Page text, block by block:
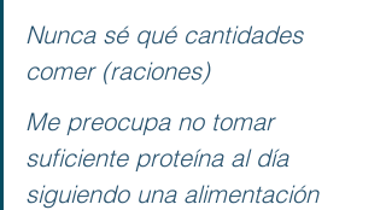
Nunca sé qué cantidades
comer (raciones)
Me preocupa no tomar
suficiente proteína al día
siguiendo una alimentación